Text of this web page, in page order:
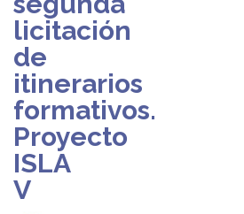
licitación
de
itinerarios
formativos.
Proyecto
ISLA
V